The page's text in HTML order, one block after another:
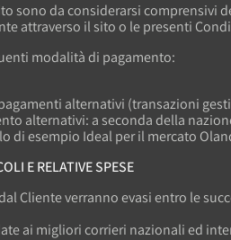
sono da considerarsi comprensivi
attraverso il sito o le presenti
modalità di pagamento:
alternativi (transazioni
alternativi: a seconda della
di esempio Ideal per il mercato
E RELATIVE SPESE
Cliente verranno evasi entro le
ai migliori corrieri nazionali ed